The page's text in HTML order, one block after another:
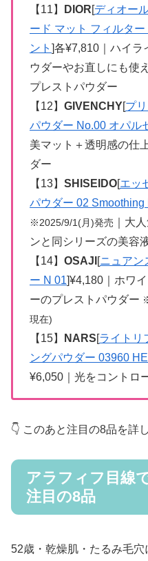
【11】
DIOR[ディオー
ード マット フィルタ
ント ]各¥7,810｜ハイラ
ウダーやお直しにも使
プレストパウダー
【12】 GIVENCHY[プ
パウダー No.00 オパル
美マット＋透明感の仕
ダー
【13】 SHISEIDO[エッ
パウダー 02 Smoothing
※2025/9/1(月)発売 ｜大
ンと同シリーズの美容
【14】 OSAJI [ニュアン
ー N 01]¥4,180｜ホワ
ーのプレストパウダー
現在)
【15】 NARS[ライトリ
ングパウダー 03960
¥6,050｜光をコントロ
👇 このあと注目の8品を詳
アラフィフ目線
注目の8品
52歳・乾燥肌・たるみ毛